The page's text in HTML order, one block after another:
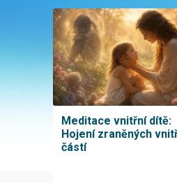
Meditace vnitřní dítě:
Hojení zraněných
částí